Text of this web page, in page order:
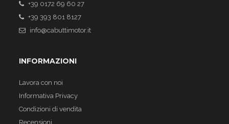
+39 0172 69 60 27
+39 393 801 8127
info@cabuttimotor.it
INFORMAZIONI
Lavora con noi
Informativa Privacy
Condizioni di vendita
Recensioni